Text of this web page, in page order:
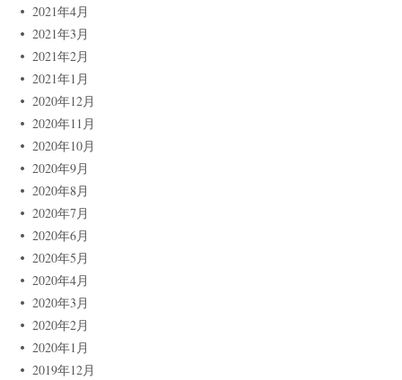
2021年4月
2021年3月
2021年2月
2021年1月
2020年12月
2020年11月
2020年10月
2020年9月
2020年8月
2020年7月
2020年6月
2020年5月
2020年4月
2020年3月
2020年2月
2020年1月
2019年12月